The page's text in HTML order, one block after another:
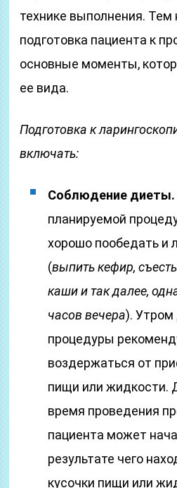
технике выполнения. Тем
подготовка пациента к
основные моменты,
ее вида.
Подготовка к
включать:
Соблюдение диеты.
планируемой
хорошо пообедать и
(выпить кефир,
каши и так далее,
часов вечера). Утром
процедуры
воздержаться от
пищи или жидкости.
время проведения
пациента может
результате чего
кусочки пищи или